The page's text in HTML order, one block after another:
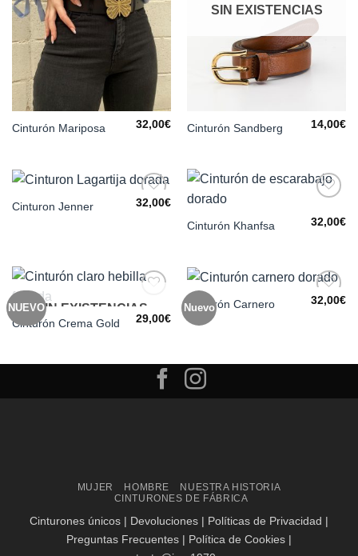
Cinturón Mariposa 32,00€
SIN EXISTENCIAS
Cinturón Sandberg 14,00€
Añadir
Cinturon Jenner 32,00€
a la
Cinturón Khanfsa 32,00€
NUEVO
Añadir
a la
SIN EXISTENCIAS
Cinturón Crema Gold 29,00€
Nuevo
Añadir
Cinturón Carnero 32,00€
MUJER HOMBRE
NUESTRA HISTORIA
CINTURONES DE FÁBRICA
Cinturones únicos | Devoluciones | Políticas de Privacidad |
Preguntas Frecuentes | Política de Cookies |